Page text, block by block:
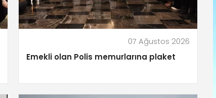
07 Ağustos 2026
Emekli olan Polis memurlarına plaket